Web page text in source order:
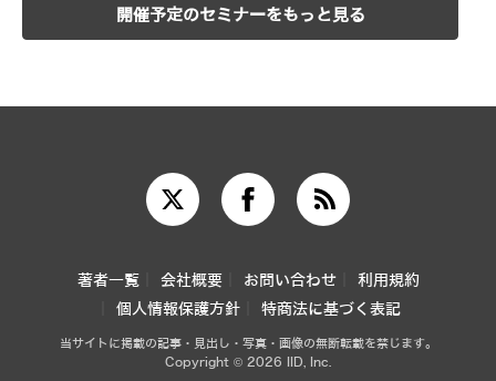
開催予定のセミナーをもっと見る
著者一覧 会社概要 お問い合わせ
利用規約
個人情報保護方針
特商法に基づく表記
当サイトに掲載の記事・見出し・写真・画像の無断転載を禁じます。
Copyright © 2026 IID, Inc.